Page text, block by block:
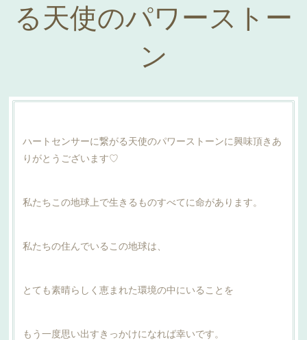
る天使のパワーストー
ン
ハートセンサーに繋がる天使のパワーストーンに興味頂きあ
りがとうございます♡
私たちこの地球上で生きるものすべてに命があります。
私たちの住んでいるこの地球は、
とても素晴らしく恵まれた環境の中にいることを
もう一度思い出すきっかけになれば幸いです。